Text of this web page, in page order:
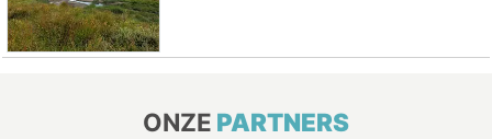
ONZE PARTNERS